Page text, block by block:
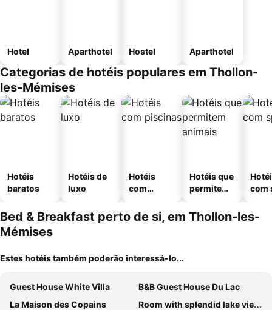
Hotel Aparthotel Hostel Aparthotel
Categorias de hotéis populares em Thollon-
les-Mémises
Hotéis
baratos
Hotéis de
luxo
Hotéis
com
Hotéis que
permitem
com
Bed & Breakfast perto de si, em Thollon-les-
Mémises
Estes hotéis também poderão interessá-lo...
Guest House White Villa
B&B Guest House Du Lac
La Maison des Copains
Room with splendid lake view in Montreux city center